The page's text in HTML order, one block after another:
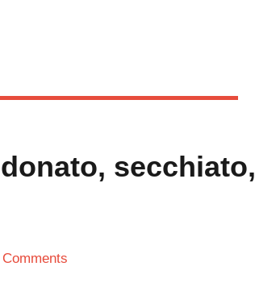
secchiato,